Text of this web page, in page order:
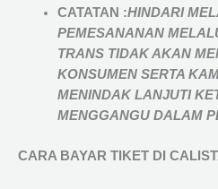
CATATAN :HINDARI
PEMESANANAN
TRANSTIDAK AKAN
KONSUMEN SERTA
MENINDAK LANJUTI
MENGGANGU DALAM
CARA BAYAR TIKET DI